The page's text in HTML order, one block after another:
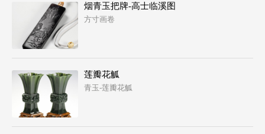
烟青玉把牌-高士临溪图
方寸画卷
莲瓣花觚
青玉-莲瓣花觚